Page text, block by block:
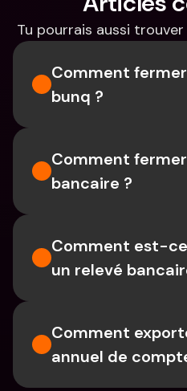
Tu pourrais aussi
Comment
bunq ?
Comment
bancaire ?
Comment est-
un relevé
Comment
annuel de